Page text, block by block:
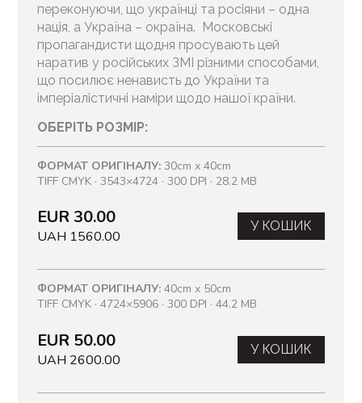
переконуючи, що українці та росіяни – одна
нація, а Україна – окраїна. Московські
пропагандисти щодня просувають цей
наратив у російських ЗМІ різними способами,
що посилює ненависть до України та
імперіалістичні наміри щодо нашої країни.
ОБЕРІТЬ РОЗМІР:
ФОРМАТ ОРИГІНАЛУ: 30cm x 40cm
TIFF CMYK · 3543×4724 · 300 DPI · 28.2 MB
EUR 30.00
UAH 1560.00
У КОШИК
ФОРМАТ ОРИГІНАЛУ: 40cm x 50cm
TIFF CMYK · 4724×5906 · 300 DPI · 44.2 MB
EUR 50.00
UAH 2600.00
У КОШИК